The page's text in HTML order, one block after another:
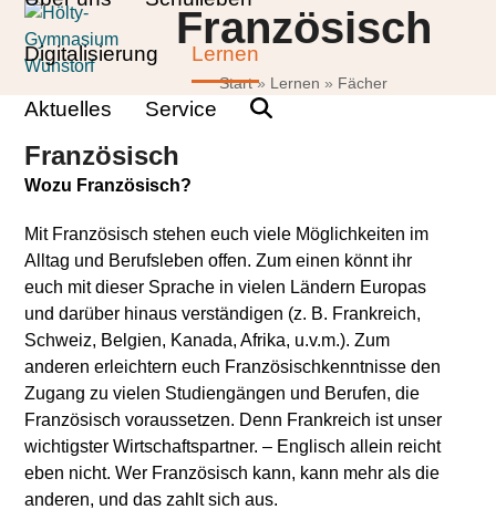
Skip
content
Digitalisierung Lernen
Aktuelles Service
Open
mobile
Close
mobile
Französisch
Start» Lernen » Fächer
Französisch
Wozu Französisch?
Mit Französisch stehen euch viele Möglichkeiten im
Alltag und Berufsleben offen. Zum einen könnt ihr
euch mit dieser Sprache in vielen Ländern Europas
und darüber hinaus verständigen (z. B. Frankreich,
Schweiz, Belgien, Kanada, Afrika, u.v.m.). Zum
anderen erleichtern euch Französischkenntnisse den
Zugang zu vielen Studiengängen und Berufen, die
Französisch voraussetzen. Denn Frankreich ist unser
wichtigster Wirtschaftspartner. – Englisch allein reicht
eben nicht. Wer Französisch kann, kann mehr als die
anderen, und das zahlt sich aus.